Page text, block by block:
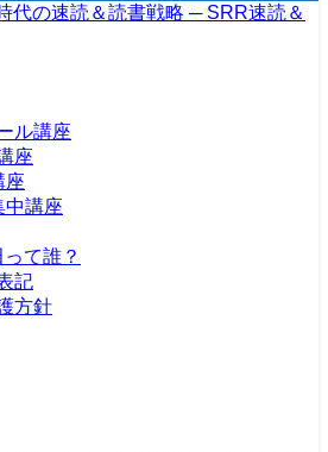
ル講座
座
座
中講座
て誰？
記
方針